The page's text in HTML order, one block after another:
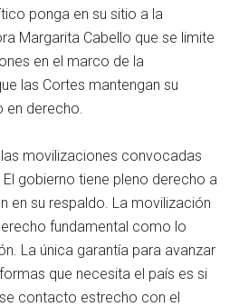
ponga en su sitio a la
Margarita Cabello que se limite
en el marco de la
las Cortes mantengan su
en derecho.
movilizaciones convocadas
gobierno tiene pleno derecho a
en su respaldo. La movilización
fundamental como lo
La única garantía para avanzar
que necesita el país es si
contacto estrecho con el